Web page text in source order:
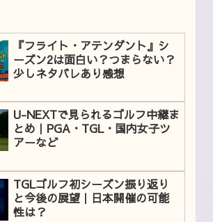
『フライト・アテンダント』シ
ーズン2は面白い？つまらない？
少しネタバレあり感想
U-NEXTで見られるゴルフ中継ま
とめ｜PGA・TGL・国内女子ツ
アーなど
TGLゴルフ初シーズン振り返り
と今後の展望｜日本開催の可能
性は？